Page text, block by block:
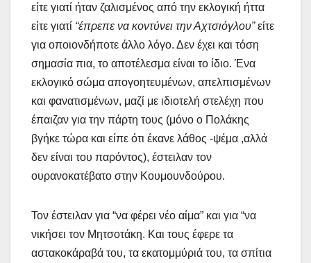
είτε γιατί ήταν ζαλισμένος από την εκλογική ήττα
είτε γιατί “έπρεπε να κοντύνει την Αχτσιόγλου”είτε
για οποιονδήποτε άλλο λόγο. Δεν έχει και τόση
σημασία πια, το αποτέλεσμα είναι το ίδιο. Ένα
εκλογικό σώμα απογοητευμένων, απελπισμένων
και φανατισμένων, μαζί με ιδιοτελή στελέχη που
έπαιζαν για την πάρτη τους (μόνο ο Πολάκης
βγήκε τώρα και είπε ότι έκανε λάθος -ψέμα ,αλλά
δεν είναι του παρόντος), έστειλαν τον
ουρανοκατέβατο στην Κουμουνδούρου.
Τον έστειλαν για “να φέρει νέο αίμα” και για “να
νικήσει τον Μητσοτάκη. Και τους έφερε τα
αστακοκάραβά του, τα εκατομμύριά του, τα σπίτια